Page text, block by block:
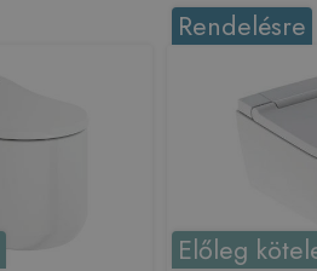
Rendelésre
Előleg